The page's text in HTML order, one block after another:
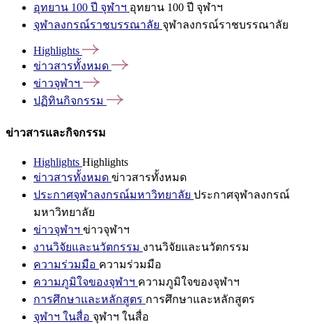
อุทยาน 100 ปี จุฬาฯ อุทยาน 100 ปี จุฬาฯ
จุฬาลงกรณ์ราชบรรณาลัย จุฬาลงกรณ์ราชบรรณาลัย
Highlights
ข่าวสารทั้งหมด
ข่าวจุฬาฯ
ปฏิทินกิจกรรม
ข่าวสารและกิจกรรม
Highlights Highlights
ข่าวสารทั้งหมด ข่าวสารทั้งหมด
ประกาศจุฬาลงกรณ์มหาวิทยาลัย ประกาศจุฬาลงกรณ์
มหาวิทยาลัย
ข่าวจุฬาฯ ข่าวจุฬาฯ
งานวิจัยและนวัตกรรม งานวิจัยและนวัตกรรม
ความร่วมมือ ความร่วมมือ
ความภูมิใจของจุฬาฯ ความภูมิใจของจุฬาฯ
การศึกษาและหลักสูตร การศึกษาและหลักสูตร
จุฬาฯ ในสื่อ จุฬาฯ ในสื่อ